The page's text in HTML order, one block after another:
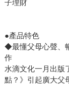
子理財
●產品特色
◆最懂父母心聲、
作
水滴文化一月出版
點？》引起廣大父